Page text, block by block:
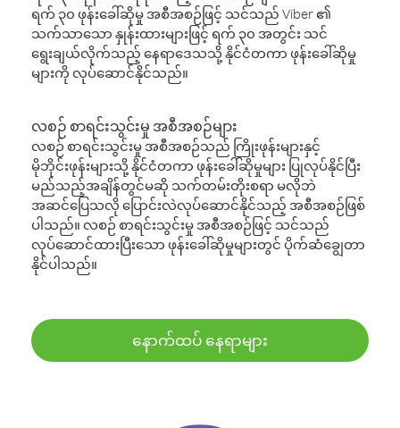
ရက် ၃၀ ဖုန်းခေါ်ဆိုမှု အစီအစဉ်ဖြင့် သင်သည် Viber ၏
သက်သာသော နှုန်းထားများဖြင့် ရက် ၃၀ အတွင်း သင်
ရွေးချယ်လိုက်သည့် နေရာဒေသသို့ နိုင်ငံတကာ ဖုန်းခေါ်ဆိုမှု
များကို လုပ်ဆောင်နိုင်သည်။
လစဉ် စာရင်းသွင်းမှု အစီအစဉ်များ
လစဉ် စာရင်းသွင်းမှု အစီအစဉ်သည် ကြိုးဖုန်းများနှင့်
မိုဘိုင်းဖုန်းများသို့ နိုင်ငံတကာ ဖုန်းခေါ်ဆိုမှုများ ပြုလုပ်နိုင်ပြီး
မည်သည့်အချိန်တွင်မဆို သက်တမ်းတိုးစရာ မလိုဘဲ
အဆင်ပြေသလို ပြောင်းလဲလုပ်ဆောင်နိုင်သည့် အစီအစဉ်ဖြစ်
ပါသည်။ လစဉ် စာရင်းသွင်းမှု အစီအစဉ်ဖြင့် သင်သည်
လုပ်ဆောင်ထားပြီးသော ဖုန်းခေါ်ဆိုမှုများတွင် ပိုက်ဆံချွေတာ
နိုင်ပါသည်။
နောက်ထပ် နေရာများ